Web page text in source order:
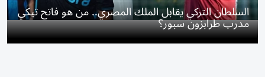
السلطان التركي يقابل الملك المصري.. من هو فاتح تيكي
مدرب طرابزون سبور؟